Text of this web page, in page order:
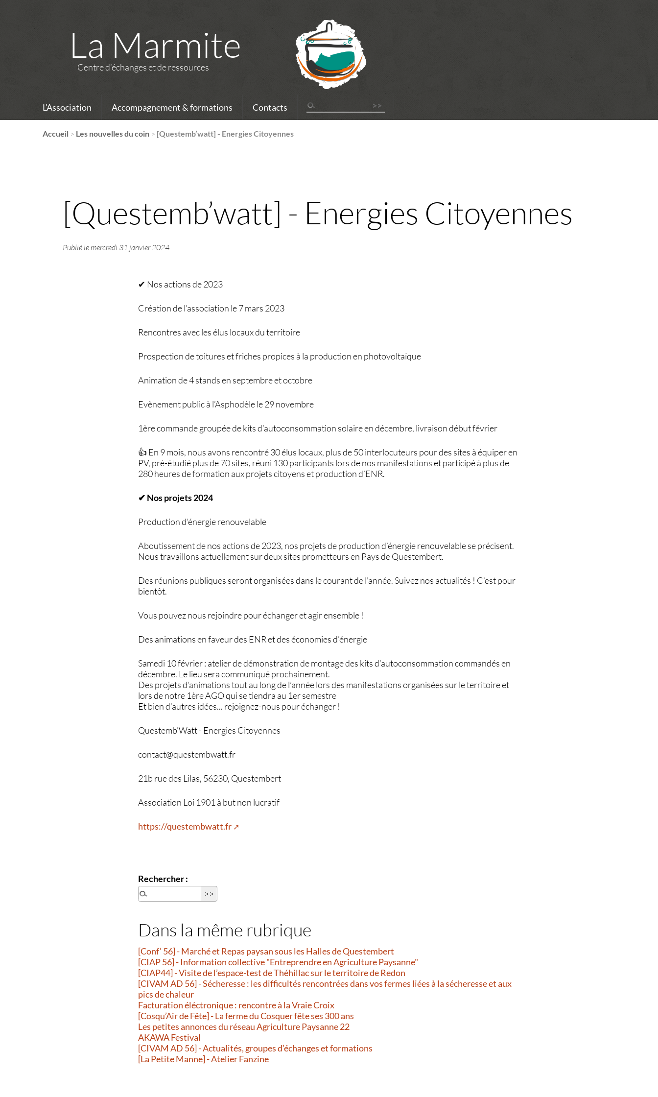
La Marmite
Centre d’échanges et de ressources
L’Association Accompagnement & formations Contacts
Accueil > Les nouvelles du coin > [Questemb’watt] - Energies Citoyennes
[Questemb’watt] - Energies Citoyennes
Publié le mercredi 31 janvier 2024.
✔ Nos actions de 2023
Création de l’association le 7 mars 2023
Rencontres avec les élus locaux du territoire
Prospection de toitures et friches propices à la production en photovoltaïque
Animation de 4 stands en septembre et octobre
Evènement public à l’Asphodèle le 29 novembre
1ère commande groupée de kits d’autoconsommation solaire en décembre, livraison début février
👍 En 9 mois, nous avons rencontré 30 élus locaux, plus de 50 interlocuteurs pour des sites à équiper en
PV, pré-étudié plus de 70 sites, réuni 130 participants lors de nos manifestations et participé à plus de
280 heures de formation aux projets citoyens et production d’ENR.
✔ Nos projets 2024
Production d’énergie renouvelable
Aboutissement de nos actions de 2023, nos projets de production d’énergie renouvelable se précisent.
Nous travaillons actuellement sur deux sites prometteurs en Pays de Questembert.
Des réunions publiques seront organisées dans le courant de l’année. Suivez nos actualités ! C’est pour
bientôt.
Vous pouvez nous rejoindre pour échanger et agir ensemble !
Des animations en faveur des ENR et des économies d’énergie
Samedi 10 février : atelier de démonstration de montage des kits d’autoconsommation commandés en
décembre. Le lieu sera communiqué prochainement.
Des projets d’animations tout au long de l’année lors des manifestations organisées sur le territoire et
lors de notre 1ère AGO qui se tiendra au 1er semestre
Et bien d’autres idées... rejoignez-nous pour échanger !
Questemb’Watt - Energies Citoyennes
contact@questembwatt.fr
21b rue des Lilas, 56230, Questembert
Association Loi 1901 à but non lucratif
https://questembwatt.fr
Rechercher :
Dans la même rubrique
[Conf’ 56] - Marché et Repas paysan sous les Halles de Questembert
[CIAP 56] - Information collective "Entreprendre en Agriculture Paysanne"
[CIAP44] - Visite de l’espace-test de Théhillac sur le territoire de Redon
[CIVAM AD 56] - Sécheresse : les difficultés rencontrées dans vos fermes liées à la sécheresse et aux
pics de chaleur
Facturation éléctronique : rencontre à la Vraie Croix
[Cosqu’Air de Fête] - La ferme du Cosquer fête ses 300 ans
Les petites annonces du réseau Agriculture Paysanne 22
AKAWA Festival
[CIVAM AD 56] - Actualités, groupes d’échanges et formations
[La Petite Manne] - Atelier Fanzine